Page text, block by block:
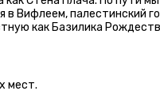
Вифлеем, палестинский
как Базилика
мест.